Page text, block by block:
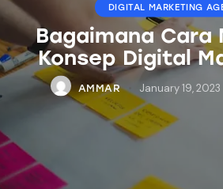
DIGITAL MARKETING
Bagaimana Cara
Konsep Digital
AMMAR January 19, 2023